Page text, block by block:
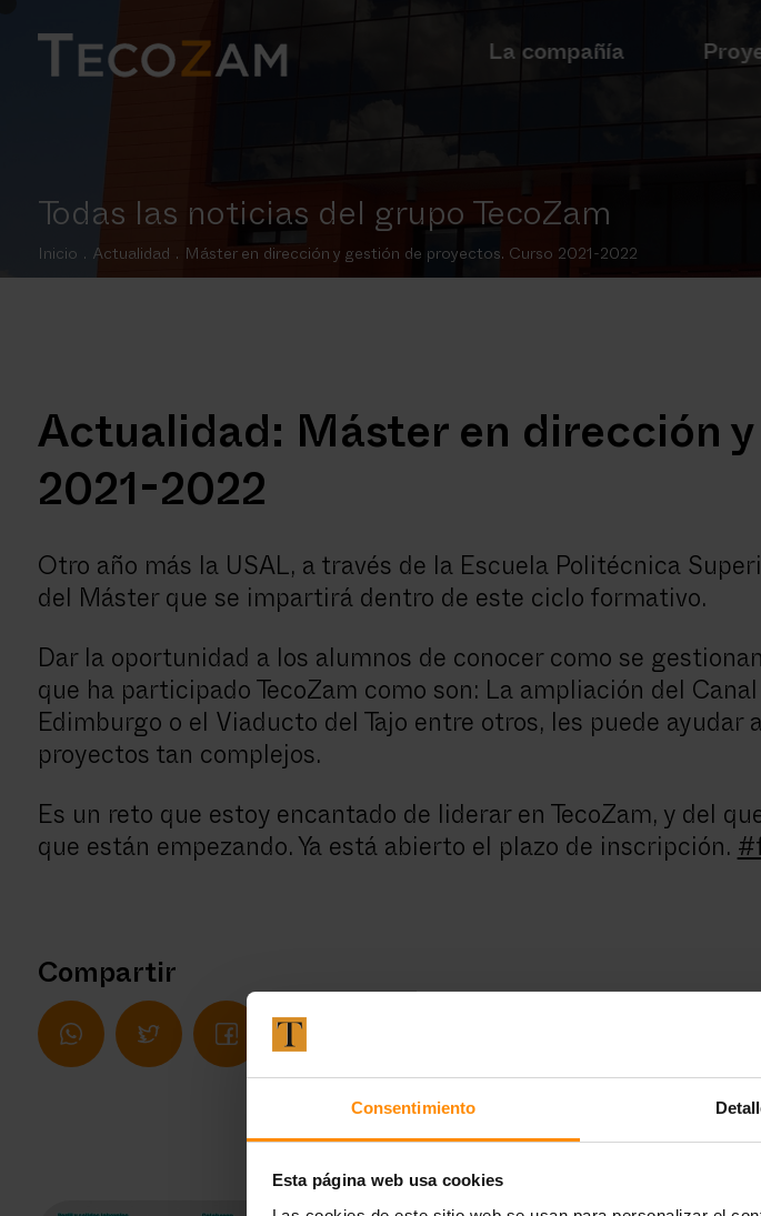
Consentimiento
Esta página web usa cookies
La compañía
Todas las noticias del grupo TecoZam
Inicio . Actualidad . Máster en dirección y gestión de proyectos. Curso 2021-2022
Actualidad: Máster en dirección
2021-2022
Otro año más la USAL, a través de la Escuela Politécnica
del Máster que se impartirá dentro de este ciclo formativo.
Dar la oportunidad a los alumnos de conocer como se
que ha participado TecoZam como son: La ampliación del
Edimburgo o el Viaducto del Tajo entre otros, les puede
proyectos tan complejos.
Es un reto que estoy encantado de liderar en TecoZam, y del
que están empezando. Ya está abierto el plazo de inscripción.
Compartir